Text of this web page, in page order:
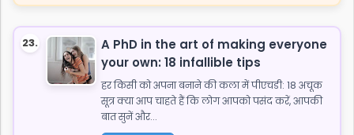
23.
A PhD in the art of making everyone
your own: 18 infallible tips
हर किसी को अपना बनाने की कला में पीएचडी: 18 अचूक
सूत्र क्या आप चाहते हैं कि लोग आपको पसंद करें, आपकी
बात सुनें और...